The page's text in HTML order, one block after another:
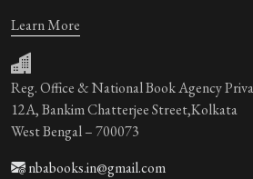
Learn More
Reg. Office & National Book Agency
12A, Bankim Chatterjee Street,Kolkata
West Bengal – 700073
nbabooks.in@gmail.com